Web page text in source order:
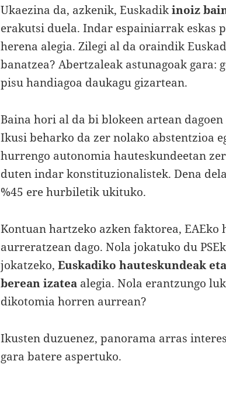
Ukaezina da, azkenik, Euskadikinoiz
erakutsi duela. Indar espainiarrak eskas
herena alegia. Zilegi al da oraindik
banatzea? Abertzaleak astunagoak gara:
pisu handiagoa daukagu gizartean.
Baina hori al da bi blokeen artean
Ikusi beharko da zer nolako abstentzioa
hurrengo autonomia hauteskundeetan
duten indar konstituzionalistek. Dena
%45 ere hurbiletik ukituko.
Kontuan hartzeko azken faktorea, EAEko
aurreratzean dago. Nola jokatuko du
jokatzeko,Euskadiko hauteskundeak
berean izatea alegia. Nola erantzungo
dikotomia horren aurrean?
Ikusten duzuenez, panorama arras
gara batere aspertuko.